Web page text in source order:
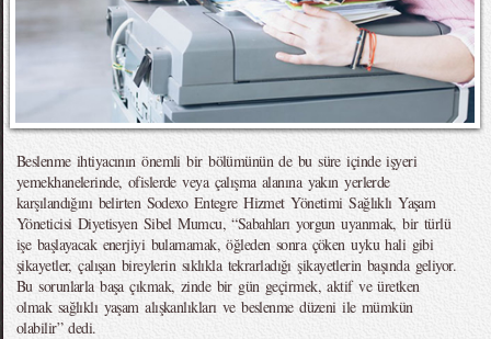
Beslenme ihtiyacının önemli bir bölümünün de bu süre içinde işyeri
yemekhanelerinde, ofislerde veya çalışma alanına yakın yerlerde
karşılandığını belirten Sodexo Entegre Hizmet Yönetimi Sağlıklı Yaşam
Yöneticisi Diyetisyen Sibel Mumcu, “Sabahları yorgun uyanmak, bir türlü
işe başlayacak enerjiyi bulamamak, öğleden sonra çöken uyku hali gibi
şikayetler, çalışan bireylerin sıklıkla tekrarladığı şikayetlerin başında geliyor.
Bu sorunlarla başa çıkmak, zinde bir gün geçirmek, aktif ve üretken
olmak sağlıklı yaşam alışkanlıkları ve beslenme düzeni ile mümkün
olabilir” dedi.